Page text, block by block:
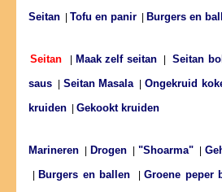
Seitan Tofu en panir Burgers en
Seitan Maak zelf seitan Seitan
saus
Seitan Masala|Ongekruid
kruiden
Gekookt kruiden
Marineren Drogen "Shoarma"
Burgers en ballen |Groene peper